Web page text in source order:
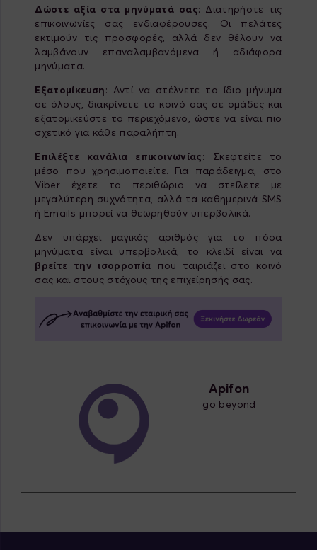
Δώστε αξία στα μηνύματά σας: Διατηρήστε τις
επικοινωνίες σας ενδιαφέρουσες. Οι πελάτες
εκτιμούν τις προσφορές, αλλά δεν θέλουν να
λαμβάνουν επαναλαμβανόμενα ή αδιάφορα
μηνύματα.
Εξατομίκευση: Αντί να στέλνετε το ίδιο μήνυμα
σε όλους, διακρίνετε το κοινό σας σε ομάδες και
εξατομικεύστε το περιεχόμενο, ώστε να είναι πιο
σχετικό για κάθε παραλήπτη.
Επιλέξτε κανάλια επικοινωνίας: Σκεφτείτε το
μέσο που χρησιμοποιείτε. Για παράδειγμα, στο
Viber έχετε το περιθώριο να στείλετε με
μεγαλύτερη συχνότητα, αλλά τα καθημερινά SMS
ή Emails μπορεί να θεωρηθούν υπερβολικά.
Δεν υπάρχει μαγικός αριθμός για το πόσα
μηνύματα είναι υπερβολικά, το κλειδί είναι να
βρείτε την ισορροπία που ταιριάζει στο κοινό
σας και στους στόχους της επιχείρησής σας.
Apifon
go beyond